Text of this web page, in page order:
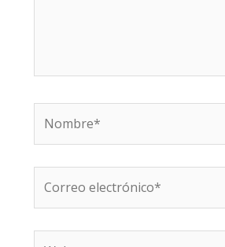
electrónico*